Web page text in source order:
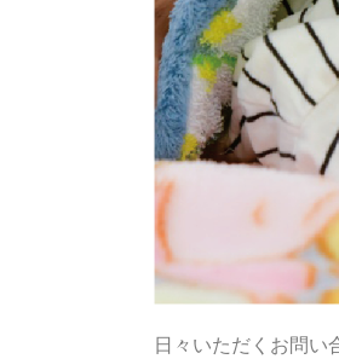
日々いただくお問い